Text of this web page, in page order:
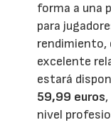
forma a una
para
rendimiento,
excelente
estará
59,99 euros
nivel